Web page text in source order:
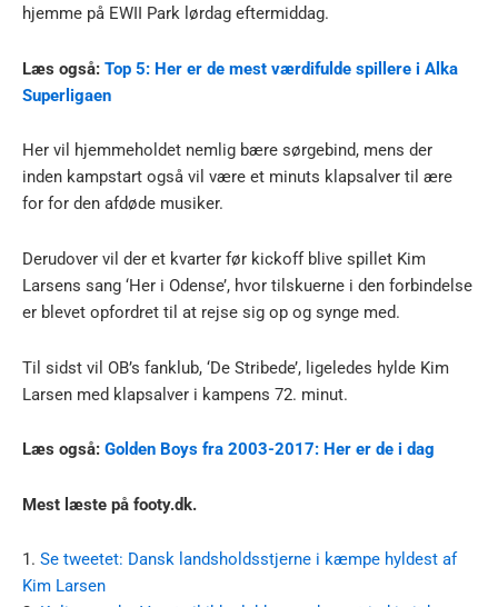
hjemme på EWII Park lørdag eftermiddag.
Læs også: Top 5: Her er de mest værdifulde spillere i Alka
Superligaen
Her vil hjemmeholdet nemlig bære sørgebind, mens der
inden kampstart også vil være et minuts klapsalver til ære
for for den afdøde musiker.
Derudover vil der et kvarter før kickoff blive spillet Kim
Larsens sang ‘Her i Odense’, hvor tilskuerne i den forbindelse
er blevet opfordret til at rejse sig op og synge med.
Til sidst vil OB’s fanklub, ‘De Stribede’, ligeledes hylde Kim
Larsen med klapsalver i kampens 72. minut.
Læs også: Golden Boys fra 2003-2017: Her er de i dag
Mest læste på footy.dk.
1. Se tweetet: Dansk landsholdsstjerne i kæmpe hyldest af
Kim Larsen